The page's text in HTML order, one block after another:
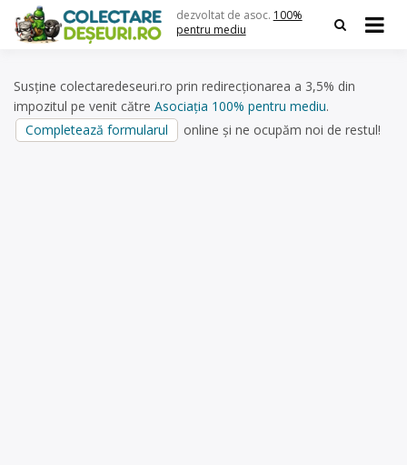
content
dezvoltat de asoc. 100%
pentru mediu
Susține colectaredeseuri.ro prin redirecționarea a 3,5% din
impozitul pe venit către Asociația 100% pentru mediu.
Completează formularul
online și ne ocupăm noi de restul!